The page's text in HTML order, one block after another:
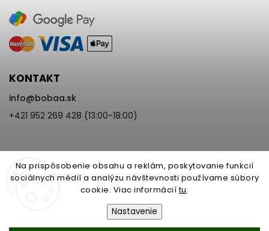
Na prispôsobenie obsahu a reklám, poskytovanie funkcií
sociálnych médií a analýzu návštevnosti používame súbory
cookie. Viac informáciítu.
Nastavenie
KONTAKT
info@bobaa.sk
+421 952 269 428 (13:00-18:00)
Upraviť nastavenie cookies